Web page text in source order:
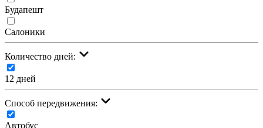
Будапешт
Салоники
Количество дней:
12 дней
Cпособ передвижения:
Автобус